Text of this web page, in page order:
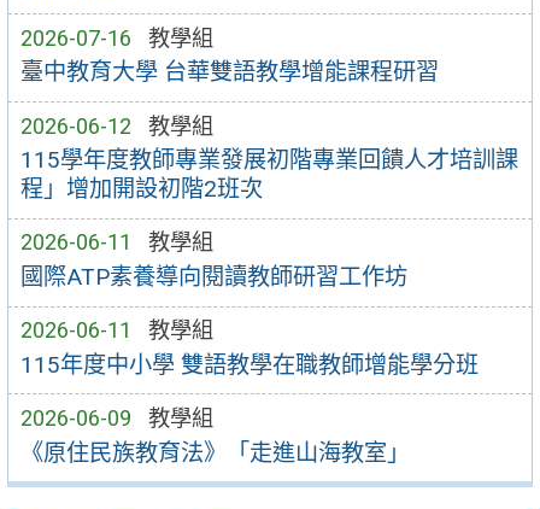
2026-07-16 教學組
臺中教育大學 台華雙語教學增能課程研習
2026-06-12 教學組
115學年度教師專業發展初階專業回饋人才培訓課
程」增加開設初階2班次
2026-06-11 教學組
國際ATP素養導向閱讀教師研習工作坊
2026-06-11 教學組
115年度中小學 雙語教學在職教師增能學分班
2026-06-09 教學組
《原住民族教育法》「走進山海教室」